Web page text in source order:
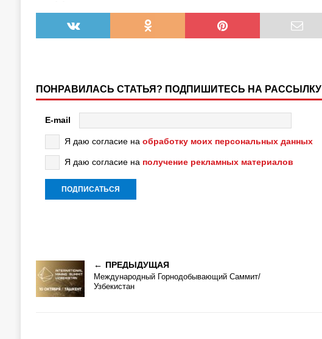
ПОНРАВИЛАСЬ СТАТЬЯ? ПОДПИШИТЕСЬ НА РАССЫЛКУ
E-mail
Я даю согласие на обработку моих персональных данных
Я даю согласие на получение рекламных материалов
ПРЕДЫДУЩАЯ
Международный Горнодобывающий Саммит/
Узбекистан